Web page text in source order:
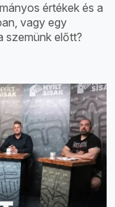
értékek és a
vagy egy
szemünk előtt?